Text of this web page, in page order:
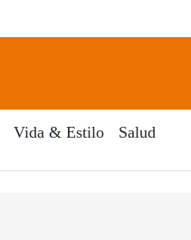
Vida & Estilo Salud